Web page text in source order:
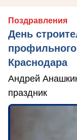
Поздравления
День
Краснодара
Андрей
праздник